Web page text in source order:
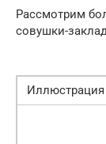
Рассмотрим
совушки-
Иллюстрация